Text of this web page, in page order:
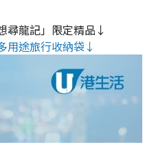
尋龍記」限定精品↓
用途旅行收納袋↓